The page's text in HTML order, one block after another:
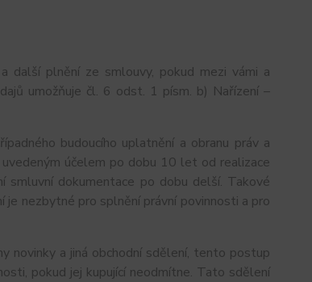
další plnění ze smlouvy, pokud mezi vámi a
umožňuje čl. 6 odst. 1 písm. b) Nařízení –
budoucího uplatnění a obranu práv a
účelem po dobu 10 let od realizace
smluvní dokumentace po dobu delší. Takové
je nezbytné pro splnění právní povinnosti a pro
novinky a jiná obchodní sdělení, tento postup
pokud jej kupující neodmítne. Tato sdělení